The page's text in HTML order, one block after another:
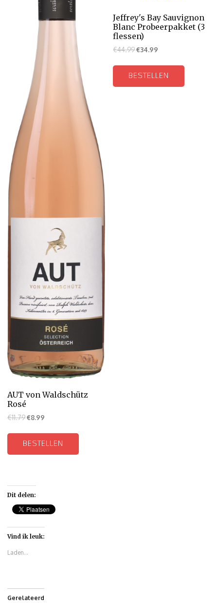
AUT von Waldschütz
Rosé
€11.79€8.99
BESTELLEN
Jeffrey's Bay Sauvignon
Blanc Probeerpakket (3
flessen)
€44.99€34.99
BESTELLEN
Dit delen:
Vind ik leuk:
Laden...
Gerelateerd